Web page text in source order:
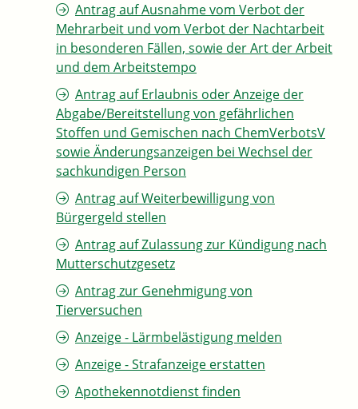
Antrag auf Ausnahme vom Verbot der
Mehrarbeit und vom Verbot der Nachtarbeit
in besonderen Fällen, sowie der Art der Arbeit
und dem Arbeitstempo
Antrag auf Erlaubnis oder Anzeige der
Abgabe/Bereitstellung von gefährlichen
Stoffen und Gemischen nach ChemVerbotsV
sowie Änderungsanzeigen bei Wechsel der
sachkundigen Person
Antrag auf Weiterbewilligung von
Bürgergeld stellen
Antrag auf Zulassung zur Kündigung nach
Mutterschutzgesetz
Antrag zur Genehmigung von
Tierversuchen
Anzeige - Lärmbelästigung melden
Anzeige - Strafanzeige erstatten
Apothekennotdienst finden